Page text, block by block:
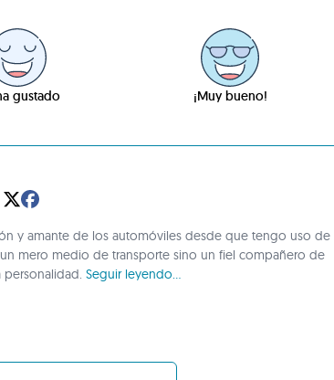
gustado ¡Muy bueno!
y amante de los automóviles desde que tengo uso de
mero medio de transporte sino un fiel compañero de
Seguir leyendo...